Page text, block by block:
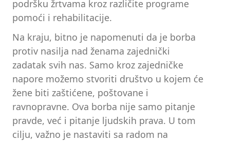
podršku žrtvama kroz različite programe
pomoći i rehabilitacije.
Na kraju, bitno je napomenuti da je borba
protiv nasilja nad ženama zajednički
zadatak svih nas. Samo kroz zajedničke
napore možemo stvoriti društvo u kojem će
žene biti zaštićene, poštovane i
ravnopravne. Ova borba nije samo pitanje
pravde, već i pitanje ljudskih prava. U tom
cilju, važno je nastaviti sa radom na